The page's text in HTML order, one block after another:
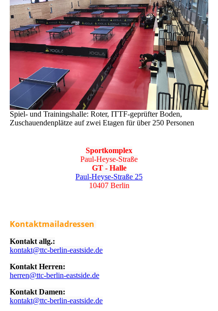
Spiel- und Trainingshalle: Roter, ITTF-geprüfter Boden,
Zuschauendenplätze auf zwei Etagen für über 250 Personen
Sportkomplex
Paul-Heyse-Straße
GT - Halle
Paul-Heyse-Straße 25
10407 Berlin
Kontaktmailadressen
Kontakt allg.:
kontakt@ttc-berlin-eastside.de
Kontakt Herren:
herren@ttc-berlin-eastside.de
Kontakt Damen:
kontakt@ttc-berlin-eastside.de